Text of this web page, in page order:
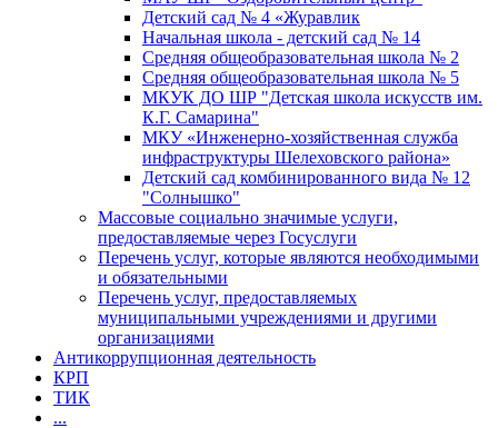
Детский сад № 4 «Журавлик
Начальная школа - детский сад № 14
Средняя общеобразовательная школа № 2
Средняя общеобразовательная школа № 5
МКУК ДО ШР "Детская школа искусств им.
К.Г. Самарина"
МКУ «Инженерно-хозяйственная служба
инфраструктуры Шелеховского района»
Детский сад комбинированного вида № 12
"Солнышко"
Массовые социально значимые услуги,
предоставляемые через Госуслуги
Перечень услуг, которые являются необходимыми
и обязательными
Перечень услуг, предоставляемых
муниципальными учреждениями и другими
организациями
Антикоррупционная деятельность
КРП
ТИК
...